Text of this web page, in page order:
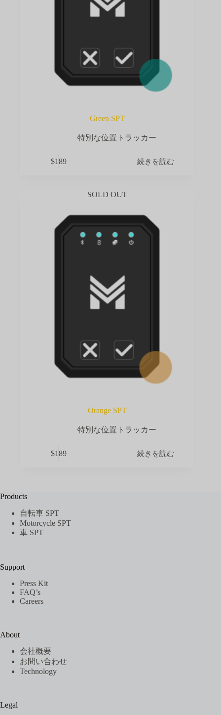
Green SPT
特別な位置トラッカー
$189 続きを読む
SOLD OUT
Orange SPT
特別な位置トラッカー
$189 続きを読む
Products
自転車 SPT
Motorcycle SPT
車 SPT
Support
Press Kit
FAQ’s
Careers
About
会社概要
お問い合わせ
Technology
Legal